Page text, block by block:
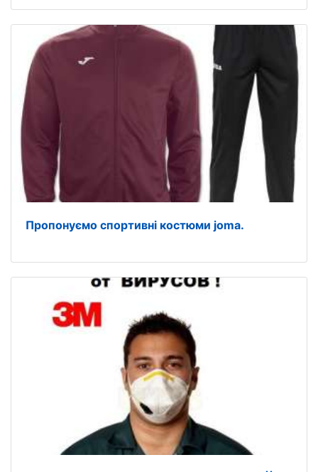
Пропонуємо спортивні костюми joma.